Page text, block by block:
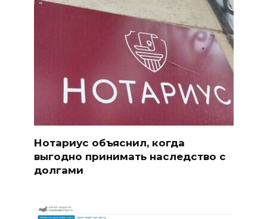
Нотариус объяснил, когда
выгодно принимать наследство с
долгами